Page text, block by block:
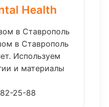
Health
в Ставрополь
в Ставрополь
Используем
и материалы
25-88